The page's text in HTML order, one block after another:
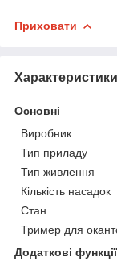
Приховати
Характеристики
Основні
Виробник
Тип приладу
Тип живлення
Кількість насадок
Стан
Тример для
Додаткові